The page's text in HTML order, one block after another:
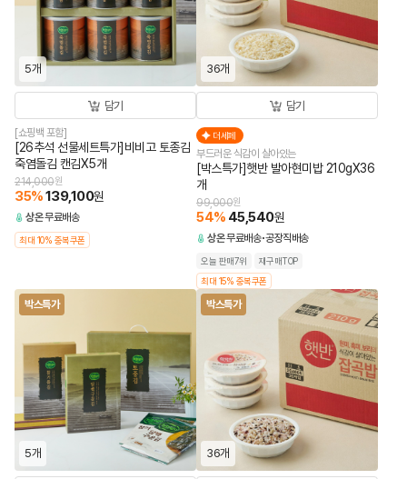
5개
담기
[쇼핑백 포함]
[26추석 선물세트특가]비비고 토종김
죽염돌김 캔김X5개
214,000원
35%139,100원
상온무료배송
최대 10% 중복쿠폰
36개
담기
더세페
부드러운 식감이 살아있는
[박스특가]햇반 발아현미밥 210gX36
개
99,000원
54% 45,540원
상온무료배송 공장직배송
오늘 판매7위
재구매TOP
최대 15% 중복쿠폰
박스특가
5개
박스특가
36개